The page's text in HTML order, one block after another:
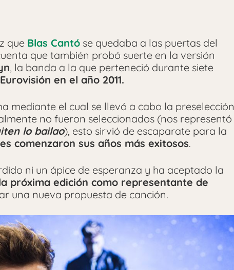
que Blas Cantó se quedaba a las puertas del
que también probó suerte en la versión
, la banda a la que perteneció durante siete
en el año 2011.
mediante el cual se llevó a cabo la preselección
no fueron seleccionados (nos representó
lo bailao), esto sirvió de escaparate para la
comenzaron sus años más exitosos.
ni un ápice de esperanza y ha aceptado la
próxima edición como representante de
una nueva propuesta de canción.